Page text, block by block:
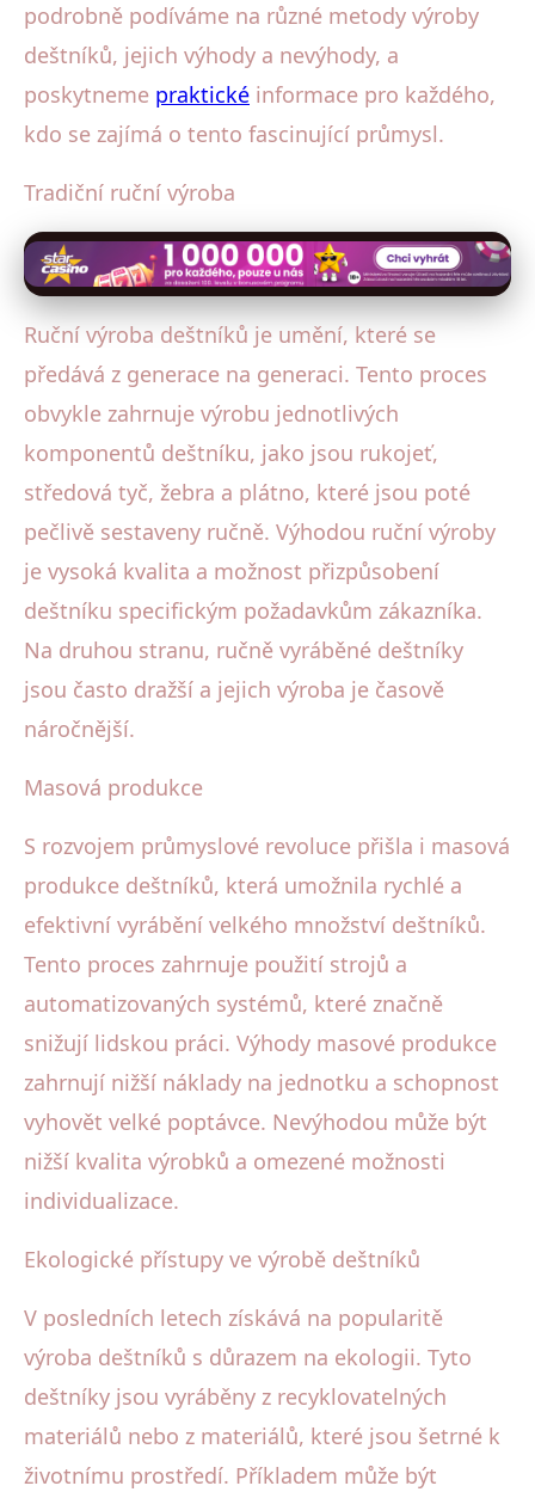
podrobně podíváme na různé metody výroby
deštníků, jejich výhody a nevýhody, a
poskytneme praktické informace pro každého,
kdo se zajímá o tento fascinující průmysl.
Tradiční ruční výroba
Ruční výroba deštníků je umění, které se
předává z generace na generaci. Tento proces
obvykle zahrnuje výrobu jednotlivých
komponentů deštníku, jako jsou rukojeť,
středová tyč, žebra a plátno, které jsou poté
pečlivě sestaveny ručně. Výhodou ruční výroby
je vysoká kvalita a možnost přizpůsobení
deštníku specifickým požadavkům zákazníka.
Na druhou stranu, ručně vyráběné deštníky
jsou často dražší a jejich výroba je časově
náročnější.
Masová produkce
S rozvojem průmyslové revoluce přišla i masová
produkce deštníků, která umožnila rychlé a
efektivní vyrábění velkého množství deštníků.
Tento proces zahrnuje použití strojů a
automatizovaných systémů, které značně
snižují lidskou práci. Výhody masové produkce
zahrnují nižší náklady na jednotku a schopnost
vyhovět velké poptávce. Nevýhodou může být
nižší kvalita výrobků a omezené možnosti
individualizace.
Ekologické přístupy ve výrobě deštníků
V posledních letech získává na popularitě
výroba deštníků s důrazem na ekologii. Tyto
deštníky jsou vyráběny z recyklovatelných
materiálů nebo z materiálů, které jsou šetrné k
životnímu prostředí. Příkladem může být